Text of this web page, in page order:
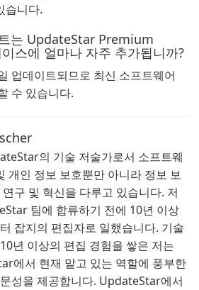
습니다.
는 UpdateStar Premium
스에 얼마나 자주 추가됩니까?
업데이트되므로 최신 소프트웨어
수 있습니다.
의 기술 저술가로서 소프트웨
개인 정보 보호뿐만 아니라 정보 보
구 및 혁신을 다루고 있습니다. 저
팀에 합류하기 전에 10년 이상
잡지의 편집자로 일했습니다. 기술
년 이상의 편집 경험을 쌓은 저는
에서 현재 맡고 있는 역할에 풍부한
성을 제공합니다. UpdateStar에서